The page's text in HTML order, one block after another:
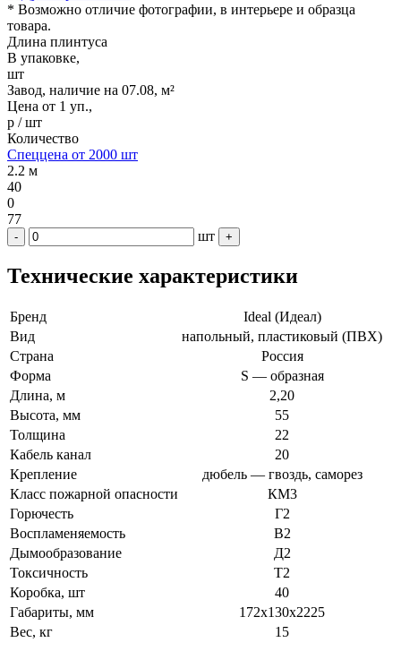
* Возможно отличие фотографии, в интерьере и образца
товара.
Длина плинтуса
В упаковке,
шт
Завод, наличие на 07.08, м²
Цена от 1 уп.,
р / шт
Количество
Спеццена от 2000 шт
2.2 м
40
0
77
- шт +
Технические характеристики
Бренд
Ideal (Идеал)
Вид
напольный, пластиковый (ПВХ)
Страна
Россия
Форма
S — образная
Длина, м
2,20
Высота, мм
55
Толщина
22
Кабель канал
20
Крепление
дюбель — гвоздь, саморез
Класс пожарной опасности
КМ3
Горючесть
Г2
Воспламеняемость
В2
Дымообразование
Д2
Токсичность
Т2
Коробка, шт
40
Габариты, мм
172х130х2225
Вес, кг
15